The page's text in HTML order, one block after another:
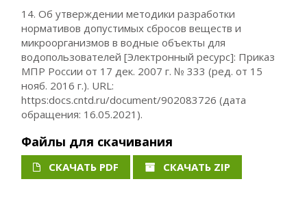
14. Об утверждении методики разработки
нормативов допустимых сбросов веществ и
микроорганизмов в водные объекты для
водопользователей [Электронный ресурс]: Приказ
МПР России от 17 дек. 2007 г. № 333 (ред. от 15
нояб. 2016 г.). URL:
https:docs.cntd.ru/document/902083726 (дата
обращения: 16.05.2021).
Файлы для скачивания
СКАЧАТЬ PDF СКАЧАТЬ ZIP